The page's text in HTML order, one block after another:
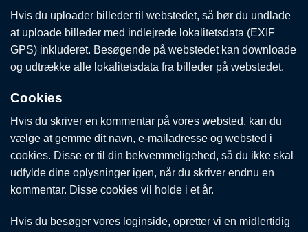
Hvis du uploader billeder til webstedet, så bør du undlade
at uploade billeder med indlejrede lokalitetsdata (EXIF
GPS) inkluderet. Besøgende på webstedet kan downloade
og udtrække alle lokalitetsdata fra billeder på webstedet.
Cookies
Hvis du skriver en kommentar på vores websted, kan du
vælge at gemme dit navn, e-mailadresse og websted i
cookies. Disse er til din bekvemmeligehed, så du ikke skal
udfylde dine oplysninger igen, når du skriver endnu en
kommentar. Disse cookies vil holde i et år.
Hvis du besøger vores loginside, opretter vi en midlertidig